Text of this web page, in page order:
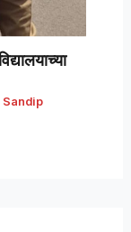
Sandip